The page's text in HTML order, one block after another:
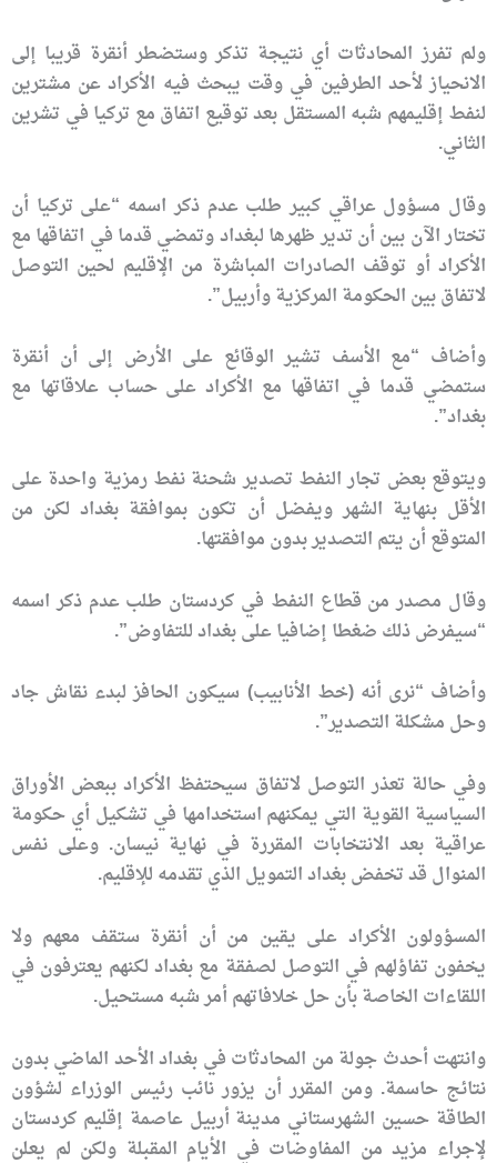
ولم تفرز المحادثات أي نتيجة تذكر وستضطر أنقرة قريبا إلى
الانحياز لأحد الطرفين في وقت يبحث فيه الأكراد عن مشترين
لنفط إقليمهم شبه المستقل بعد توقيع اتفاق مع تركيا في تشرين
الثاني.
وقال مسؤول عراقي كبير طلب عدم ذكر اسمه “على تركيا أن
تختار الآن بين أن تدير ظهرها لبغداد وتمضي قدما في اتفاقها مع
الأكراد أو توقف الصادرات المباشرة من الإقليم لحين التوصل
لاتفاق بين الحكومة المركزية وأربيل”.
وأضاف “مع الأسف تشير الوقائع على الأرض إلى أن أنقرة
ستمضي قدما في اتفاقها مع الأكراد على حساب علاقاتها مع
بغداد”.
ويتوقع بعض تجار النفط تصدير شحنة نفط رمزية واحدة على
الأقل بنهاية الشهر ويفضل أن تكون بموافقة بغداد لكن من
المتوقع أن يتم التصدير بدون موافقتها.
وقال مصدر من قطاع النفط في كردستان طلب عدم ذكر اسمه
“سيفرض ذلك ضغطا إضافيا على بغداد للتفاوض”.
وأضاف “نرى أنه (خط الأنابيب) سيكون الحافز لبدء نقاش جاد
وحل مشكلة التصدير”.
وفي حالة تعذر التوصل لاتفاق سيحتفظ الأكراد ببعض الأوراق
السياسية القوية التي يمكنهم استخدامها في تشكيل أي حكومة
عراقية بعد الانتخابات المقررة في نهاية نيسان. وعلى نفس
المنوال قد تخفض بغداد التمويل الذي تقدمه للإقليم.
المسؤولون الأكراد على يقين من أن أنقرة ستقف معهم ولا
يخفون تفاؤلهم في التوصل لصفقة مع بغداد لكنهم يعترفون في
اللقاءات الخاصة بأن حل خلافاتهم أمر شبه مستحيل.
وانتهت أحدث جولة من المحادثات في بغداد الأحد الماضي بدون
نتائج حاسمة. ومن المقرر أن يزور نائب رئيس الوزراء لشؤون
الطاقة حسين الشهرستاني مدينة أربيل عاصمة إقليم كردستان
لإجراء مزيد من المفاوضات في الأيام المقبلة ولكن لم يعلن